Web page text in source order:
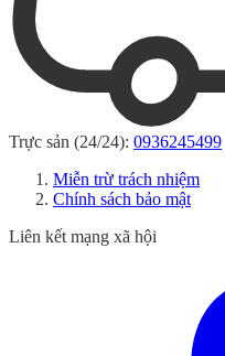
Trực sản (24/24): 0936245499
Miễn trừ trách nhiệm
Chính sách bảo mật
Liên kết mạng xã hội